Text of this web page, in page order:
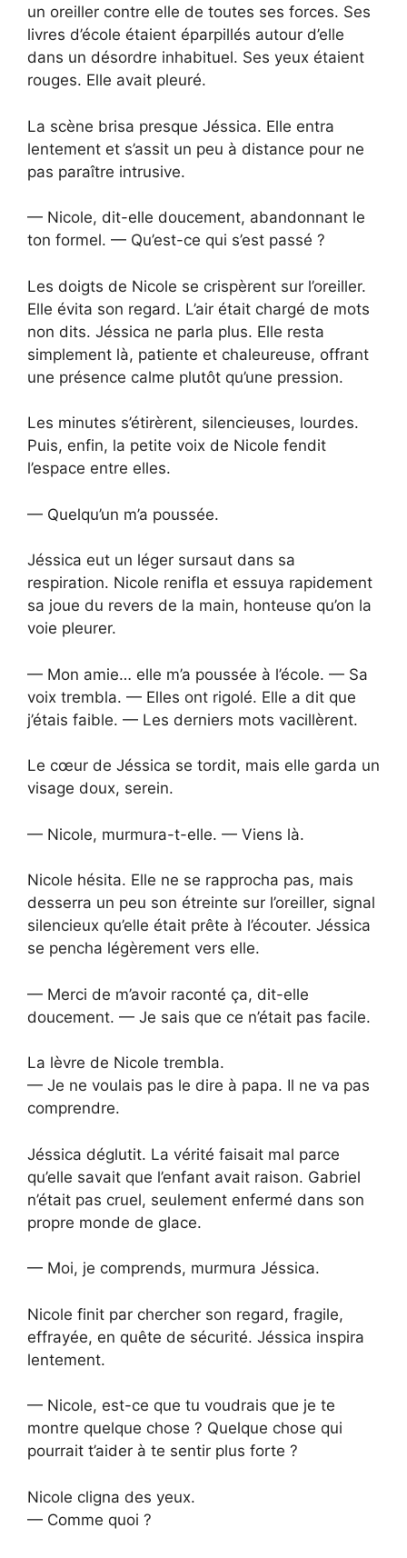
un oreiller contre elle de toutes ses forces. Ses
livres d’école étaient éparpillés autour d’elle
dans un désordre inhabituel. Ses yeux étaient
rouges. Elle avait pleuré.
La scène brisa presque Jéssica. Elle entra
lentement et s’assit un peu à distance pour ne
pas paraître intrusive.
— Nicole, dit-elle doucement, abandonnant le
ton formel. — Qu’est-ce qui s’est passé ?
Les doigts de Nicole se crispèrent sur l’oreiller.
Elle évita son regard. L’air était chargé de mots
non dits. Jéssica ne parla plus. Elle resta
simplement là, patiente et chaleureuse, offrant
une présence calme plutôt qu’une pression.
Les minutes s’étirèrent, silencieuses, lourdes.
Puis, enfin, la petite voix de Nicole fendit
l’espace entre elles.
— Quelqu’un m’a poussée.
Jéssica eut un léger sursaut dans sa
respiration. Nicole renifla et essuya rapidement
sa joue du revers de la main, honteuse qu’on la
voie pleurer.
— Mon amie… elle m’a poussée à l’école. — Sa
voix trembla. — Elles ont rigolé. Elle a dit que
j’étais faible. — Les derniers mots vacillèrent.
Le cœur de Jéssica se tordit, mais elle garda un
visage doux, serein.
— Nicole, murmura-t-elle. — Viens là.
Nicole hésita. Elle ne se rapprocha pas, mais
desserra un peu son étreinte sur l’oreiller, signal
silencieux qu’elle était prête à l’écouter. Jéssica
se pencha légèrement vers elle.
— Merci de m’avoir raconté ça, dit-elle
doucement. — Je sais que ce n’était pas facile.
La lèvre de Nicole trembla.
— Je ne voulais pas le dire à papa. Il ne va pas
comprendre.
Jéssica déglutit. La vérité faisait mal parce
qu’elle savait que l’enfant avait raison. Gabriel
n’était pas cruel, seulement enfermé dans son
propre monde de glace.
— Moi, je comprends, murmura Jéssica.
Nicole finit par chercher son regard, fragile,
effrayée, en quête de sécurité. Jéssica inspira
lentement.
— Nicole, est-ce que tu voudrais que je te
montre quelque chose ? Quelque chose qui
pourrait t’aider à te sentir plus forte ?
Nicole cligna des yeux.
— Comme quoi ?